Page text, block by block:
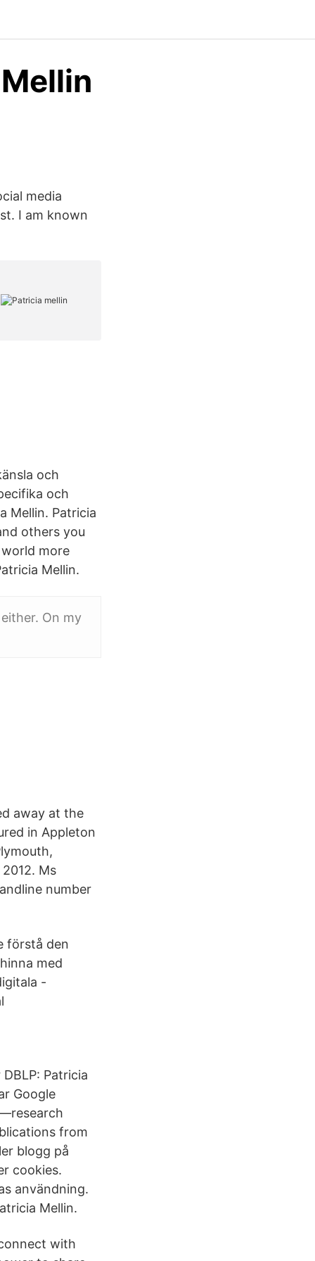
media
I am known
och
och
Mellin. Patricia
others you
more
Mellin.
On my
away at the
in Appleton
Ms
number
förstå den
med
-
Patricia
Google
from
blogg på
cookies.
användning.
Mellin.
with